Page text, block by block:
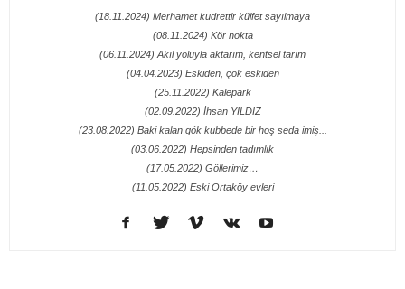
(18.11.2024) Merhamet kudrettir külfet sayılmaya
(08.11.2024) Kör nokta
(06.11.2024) Akıl yoluyla aktarım, kentsel tarım
(04.04.2023) Eskiden, çok eskiden
(25.11.2022) Kalepark
(02.09.2022) İhsan YILDIZ
(23.08.2022) Baki kalan gök kubbede bir hoş seda imiş...
(03.06.2022) Hepsinden tadımlık
(17.05.2022) Göllerimiz…
(11.05.2022) Eski Ortaköy evleri